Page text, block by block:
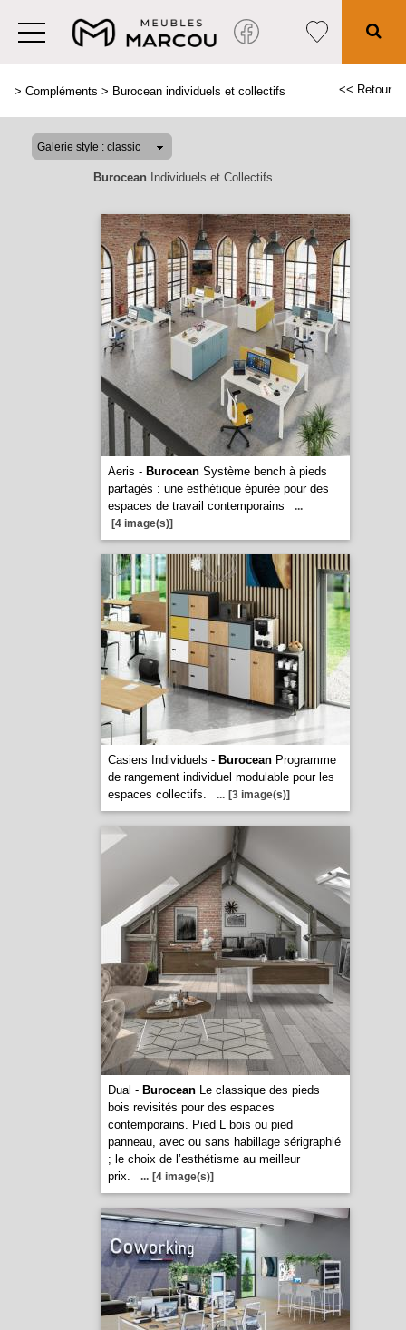
> Compléments > Burocean individuels et collectifs << Retour
Burocean Individuels et Collectifs
Aeris - BuroceanSystème bench à pieds
partagés : une esthétique épurée pour des
espaces de travail contemporains
...
[4 image(s)]
Casiers Individuels - BuroceanProgramme
de rangement individuel modulable pour les
espaces collectifs.
... [3 image(s)]
Dual - BuroceanLe classique des pieds
bois revisités pour des espaces
contemporains. Pied L bois ou pied
panneau, avec ou sans habillage sérigraphié
; le choix de l’esthétisme au meilleur
prix.
... [4 image(s)]